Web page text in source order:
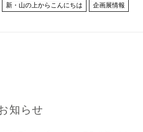
新・山の上からこんにちは 企画展情報
知らせ